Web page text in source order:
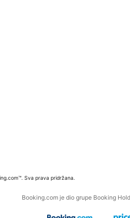
Sva prava pridržana.
Booking.com je dio grupe Booking